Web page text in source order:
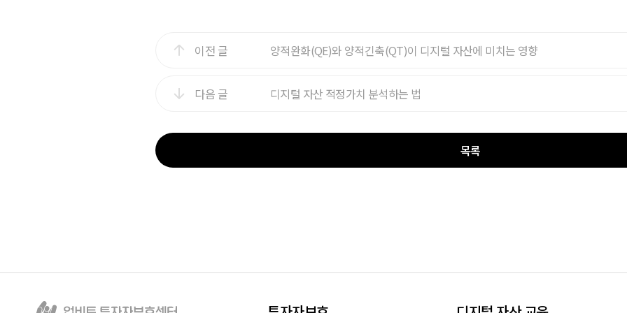
이전 글 양적완화(QE)와 양적긴축(QT)이 디지털 자산에 미치는 영향
다음 글 디지털 자산 적정가치 분석하는 법
목록